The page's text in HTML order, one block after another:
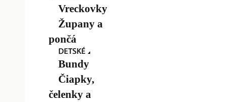
Vreckovky
Župany a
pončá
Bundy
Čiapky,
čelenky a